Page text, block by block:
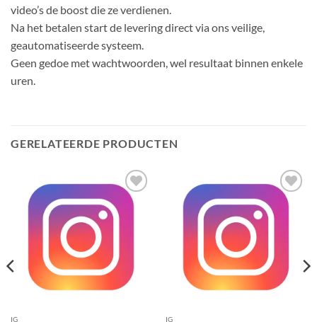
video’s de boost die ze verdienen.
Na het betalen start de levering direct via ons veilige,
geautomatiseerde systeem.
Geen gedoe met wachtwoorden, wel resultaat binnen enkele
uren.
GERELATEERDE PRODUCTEN
Toevoegen
aan
verlanglijst
IG
Toevoegen
aan
verlanglijst
IG